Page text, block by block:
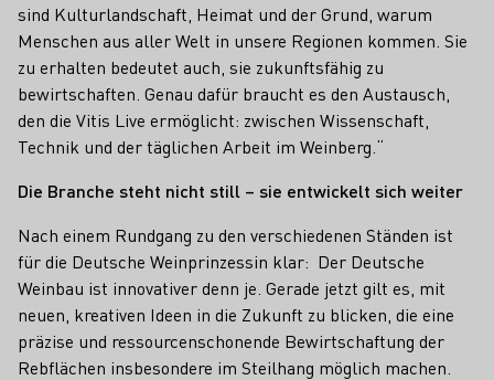
sind Kulturlandschaft, Heimat und der Grund, warum
Menschen aus aller Welt in unsere Regionen kommen. Sie
zu erhalten bedeutet auch, sie zukunftsfähig zu
bewirtschaften. Genau dafür braucht es den Austausch,
den die Vitis Live ermöglicht: zwischen Wissenschaft,
Technik und der täglichen Arbeit im Weinberg.“
Die Branche steht nicht still – sie entwickelt sich weiter
Nach einem Rundgang zu den verschiedenen Ständen ist
für die Deutsche Weinprinzessin klar: Der Deutsche
Weinbau ist innovativer denn je. Gerade jetzt gilt es, mit
neuen, kreativen Ideen in die Zukunft zu blicken, die eine
präzise und ressourcenschonende Bewirtschaftung der
Rebflächen insbesondere im Steilhang möglich machen.